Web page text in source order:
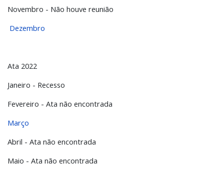
Novembro - Não houve reunião
Dezembro
Ata 2022
Janeiro - Recesso
Fevereiro - Ata não encontrada
Março
Abril - Ata não encontrada
Maio - Ata não encontrada